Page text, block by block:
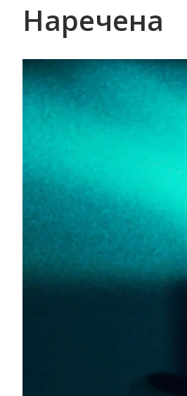
Наречена
В український прокат